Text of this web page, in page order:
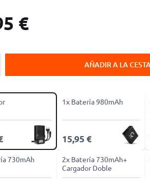
€
AÑADIR A LA
1x Batería 980mAh
15,95 €
730mAh
2x Batería 730mAh+
Cargador Doble